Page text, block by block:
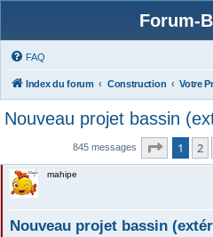
Forum-
FAQ
Index du forum Construction Votre
Nouveau projet bassin
845 messages Page 1
1 2
mahipe
Nouveau projet bassin